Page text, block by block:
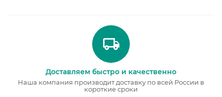
Доставляем быстро и качественно
Наша компания производит доставку по всей России в
короткие сроки